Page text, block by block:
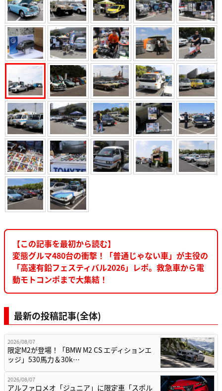
【この記事を最初から読む】
変態グルマ480台の衝撃！「普通じゃない車」が主役の
「高速有鉛フェスティバル2026」レポ。救急車から電
動モトコンポまで大集結！
最新の投稿記事(全体)
2026/08/07
限定M2が登場！「BMW M2 CS エディションエ
ッジ」530馬力＆30k…
2026/08/07
アルファロメオ「ジュニア」に限定車「スポル